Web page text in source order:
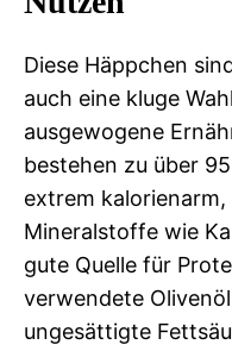
Diese Häppchen
auch eine kluge
ausgewogene
bestehen zu über
extrem
Mineralstoffe wie
gute Quelle für
verwendete
ungesättigte